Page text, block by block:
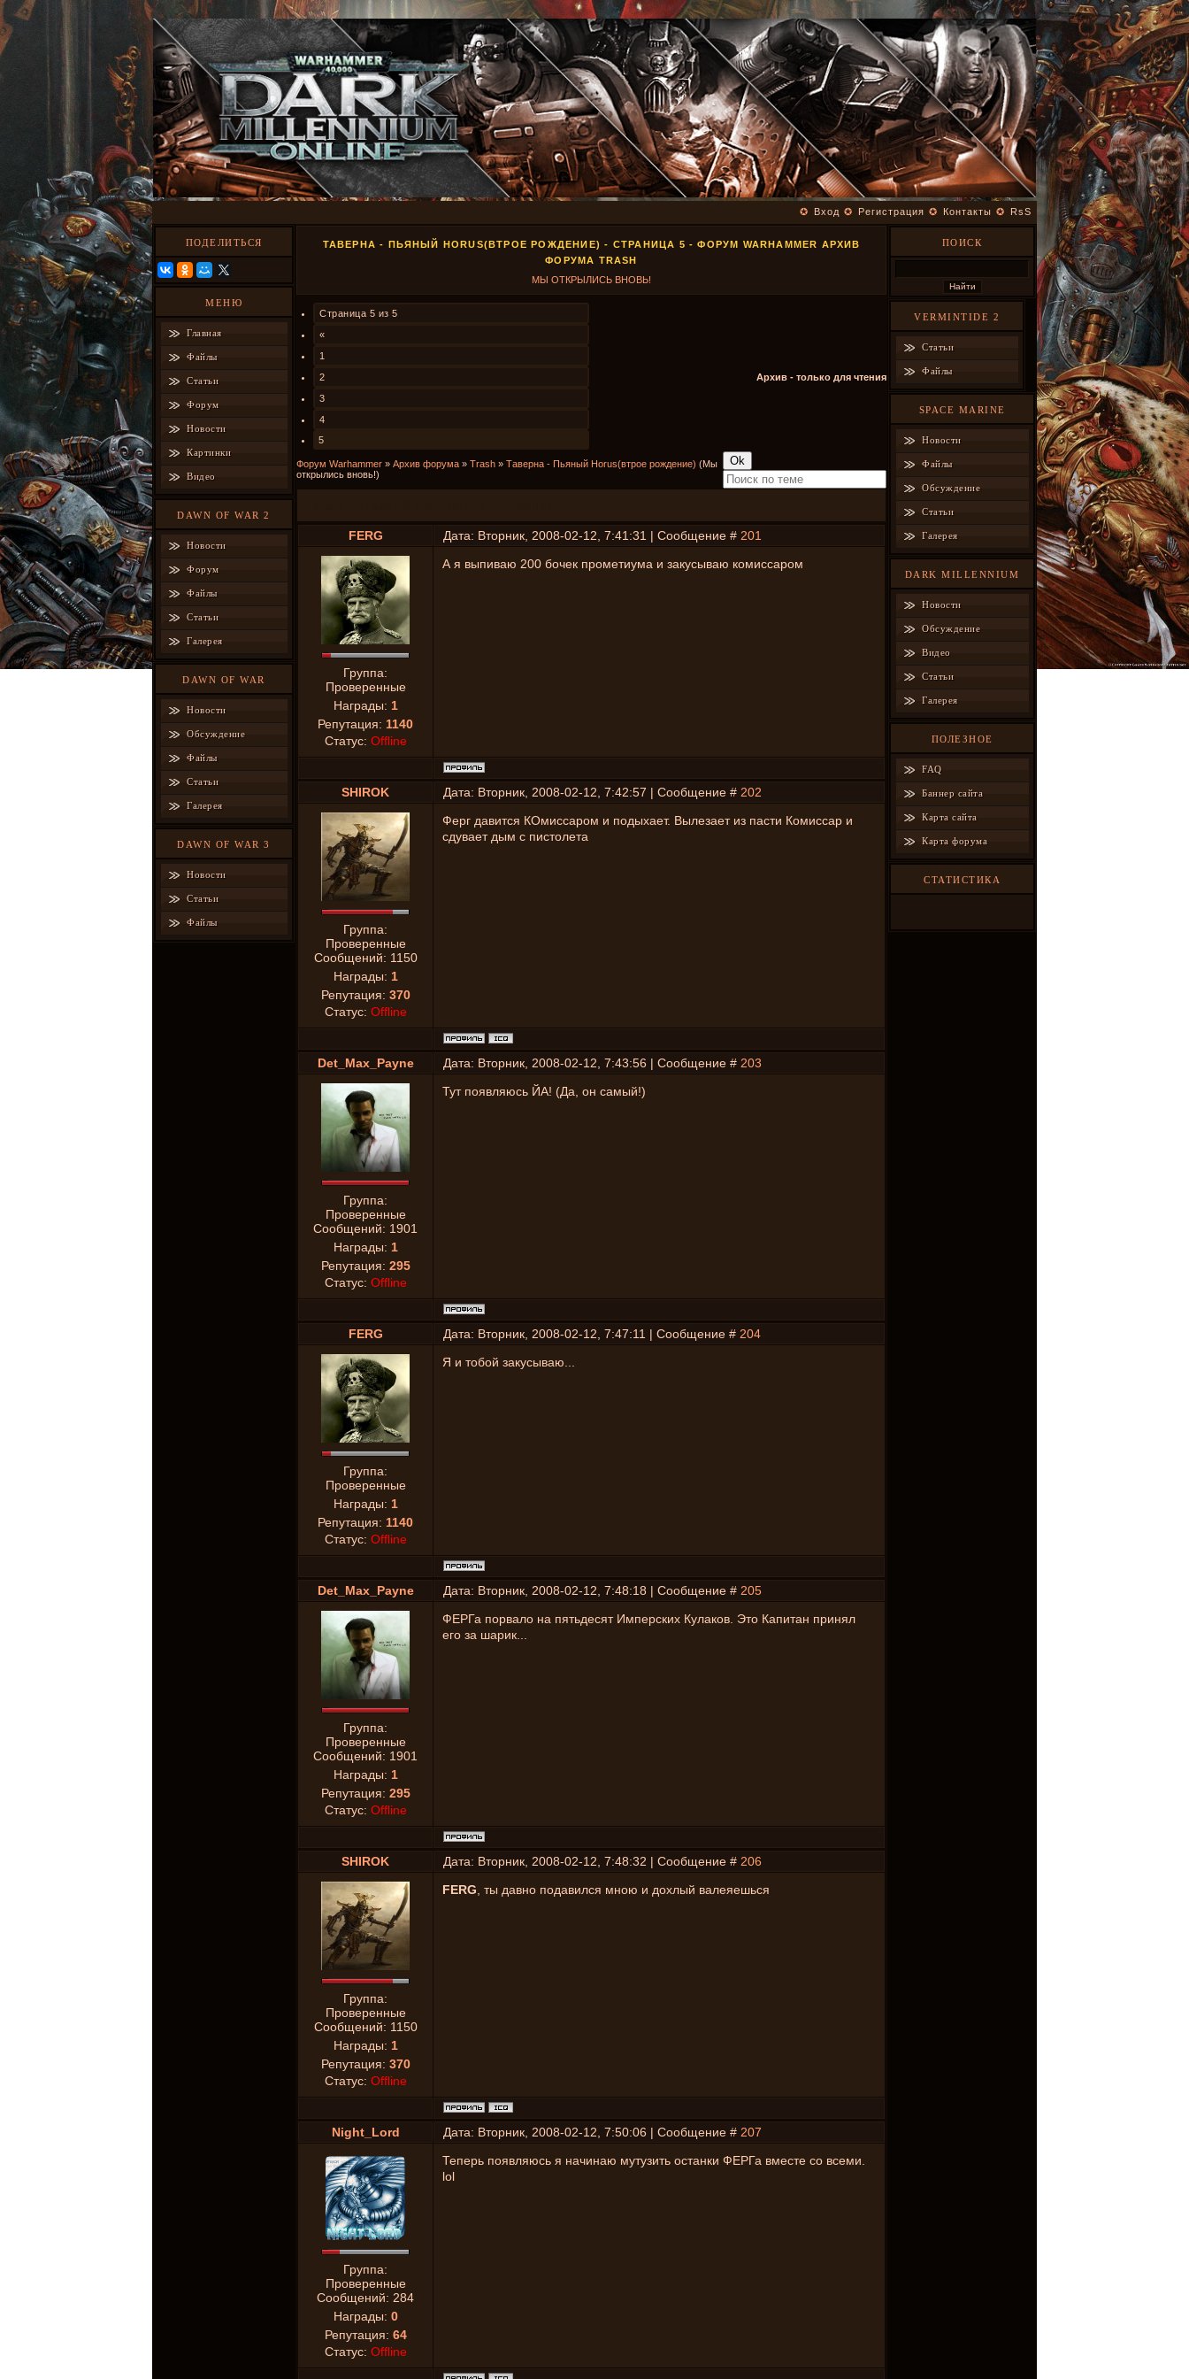
✪ Вход ✪ Регистрация ✪ Контакты ✪ RsS
ПОДЕЛИТЬСЯ
МЕНЮ
Главная
Файлы
Статьи
Форум
Новости
Картинки
Видео
DAWN OF WAR 2
Новости
Форум
Файлы
Статьи
Галерея
DAWN OF WAR
Новости
Обсуждение
Файлы
Статьи
Галерея
DAWN OF WAR 3
Новости
Статьи
Файлы
ТАВЕРНА - ПЬЯНЫЙ HORUS(ВТРОЕ РОЖДЕНИЕ) - СТРАНИЦА 5 - ФОРУМ WARHAMMER АРХИВ
ФОРУМА TRASH
МЫ ОТКРЫЛИСЬ ВНОВЬ!
Страница 5 из 5
«
1
2
3
4
5
Архив - только для чтения
Форум Warhammer » Архив форума » Trash » Таверна - Пьяный Horus(втрое рождение) (Мы
открылись вновь!)
FERG Дата: Вторник, 2008-02-12, 7:41:31 | Сообщение # 201
Группа:
Проверенные
Награды: 1
Репутация: 1140
Статус: Offline
А я выпиваю 200 бочек прометиума и закусываю комиссаром
SHIROK Дата: Вторник, 2008-02-12, 7:42:57 | Сообщение # 202
Группа:
Проверенные
Сообщений: 1150
Награды: 1
Репутация: 370
Статус: Offline
Ферг давится КОмиссаром и подыхает. Вылезает из пасти Комиссар и
сдувает дым с пистолета
Det_Max_Payne Дата: Вторник, 2008-02-12, 7:43:56 | Сообщение # 203
Группа:
Проверенные
Сообщений: 1901
Награды: 1
Репутация: 295
Статус: Offline
Тут появляюсь ЙА! (Да, он самый!)
FERG Дата: Вторник, 2008-02-12, 7:47:11 | Сообщение # 204
Группа:
Проверенные
Награды: 1
Репутация: 1140
Статус: Offline
Я и тобой закусываю...
Det_Max_Payne Дата: Вторник, 2008-02-12, 7:48:18 | Сообщение # 205
Группа:
Проверенные
Сообщений: 1901
Награды: 1
Репутация: 295
Статус: Offline
ФЕРГа порвало на пятьдесят Имперских Кулаков. Это Капитан принял
его за шарик...
SHIROK Дата: Вторник, 2008-02-12, 7:48:32 | Сообщение # 206
Группа:
Проверенные
Сообщений: 1150
Награды: 1
Репутация: 370
Статус: Offline
FERG , ты давно подавился мною и дохлый валеяешься
Night_Lord Дата: Вторник, 2008-02-12, 7:50:06 | Сообщение # 207
Группа:
Проверенные
Сообщений: 284
Награды: 0
Репутация: 64
Статус: Offline
Теперь появляюсь я начинаю мутузить останки ФЕРГа вместе со всеми.
lol
ПОИСК
VERMINTIDE 2
Статьи
Файлы
SPACE MARINE
Новости
Файлы
Обсуждение
Статьи
Галерея
DARK MILLENNIUM
Новости
Обсуждение
Видео
Статьи
Галерея
ПОЛЕЗНОЕ
FAQ
Баннер сайта
Карта сайта
Карта форума
СТАТИСТИКА